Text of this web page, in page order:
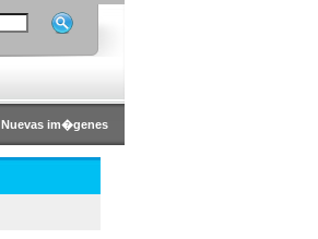
Nuevas im�genes